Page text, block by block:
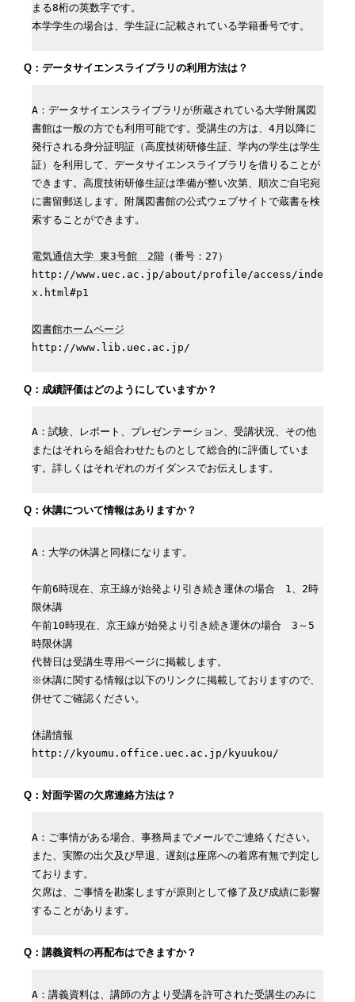
まる8桁の英数字です。
本学学生の場合は、学生証に記載されている学籍番号です。
Q：データサイエンスライブラリの利用方法は？
A：データサイエンスライブラリが所蔵されている大学附属図
書館は一般の方でも利用可能です。受講生の方は、4月以降に
発行される身分証明証（高度技術研修生証、学内の学生は学生
証）を利用して、データサイエンスライブラリを借りることが
できます。高度技術研修生証は準備が整い次第、順次ご自宅宛
に書留郵送します。附属図書館の公式ウェブサイトで蔵書を検
索することができます。
電気通信大学 東3号館　2階 （番号：27）
http://www.uec.ac.jp/about/profile/access/inde
x.html#p1
図書館ホームページ
http://www.lib.uec.ac.jp/
Q：成績評価はどのようにしていますか？
A：試験、レポート、プレゼンテーション、受講状況、その他
またはそれらを組合わせたものとして総合的に評価していま
す。詳しくはそれぞれのガイダンスでお伝えします。
Q：休講について情報はありますか？
A：大学の休講と同様になります。
午前6時現在、京王線が始発より引き続き運休の場合　1、2時
限休講
午前10時現在、京王線が始発より引き続き運休の場合　3～5
時限休講
代替日は受講生専用ページに掲載します。
※休講に関する情報は以下のリンクに掲載しておりますので、
併せてご確認ください。
休講情報
http://kyoumu.office.uec.ac.jp/kyuukou/
Q：対面学習の欠席連絡方法は？
A：ご事情がある場合、事務局までメールでご連絡ください。
また、実際の出欠及び早退、遅刻は座席への着席有無で判定し
ております。
欠席は、ご事情を勘案しますが原則として修了及び成績に影響
することがあります。
Q：講義資料の再配布はできますか？
A：講義資料は、講師の方より受講を許可された受講生のみに